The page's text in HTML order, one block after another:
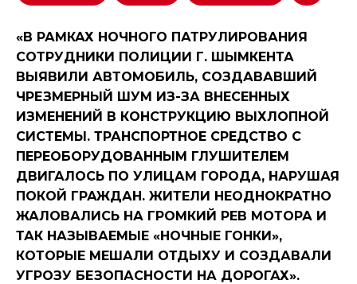
«В РАМКАХ НОЧНОГО ПАТРУЛИРОВАНИЯ
СОТРУДНИКИ ПОЛИЦИИ Г. ШЫМКЕНТА
ВЫЯВИЛИ АВТОМОБИЛЬ, СОЗДАВАВШИЙ
ЧРЕЗМЕРНЫЙ ШУМ ИЗ-ЗА ВНЕСЕННЫХ
ИЗМЕНЕНИЙ В КОНСТРУКЦИЮ ВЫХЛОПНОЙ
СИСТЕМЫ. ТРАНСПОРТНОЕ СРЕДСТВО С
ПЕРЕОБОРУДОВАННЫМ ГЛУШИТЕЛЕМ
ДВИГАЛОСЬ ПО УЛИЦАМ ГОРОДА, НАРУШАЯ
ПОКОЙ ГРАЖДАН. ЖИТЕЛИ НЕОДНОКРАТНО
ЖАЛОВАЛИСЬ НА ГРОМКИЙ РЕВ МОТОРА И
ТАК НАЗЫВАЕМЫЕ «НОЧНЫЕ ГОНКИ»,
КОТОРЫЕ МЕШАЛИ ОТДЫХУ И СОЗДАВАЛИ
УГРОЗУ БЕЗОПАСНОСТИ НА ДОРОГАХ».